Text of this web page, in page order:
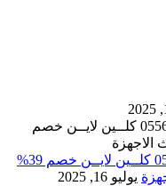
شركة تنظيف بالرياض 0556501701 كلــين لايــن خصم 39%
يوليو 16, 2025